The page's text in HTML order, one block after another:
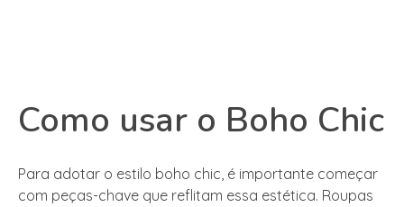
Como usar o Boho Chic
Para adotar o estilo boho chic, é importante começar
com peças-chave que reflitam essa estética. Roupas